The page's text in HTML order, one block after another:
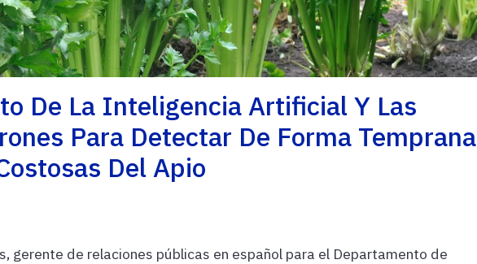
De La Inteligencia Artificial Y Las
Para Detectar De Forma Temprana
Del Apio
gerente de relaciones públicas en español para el Departamento de